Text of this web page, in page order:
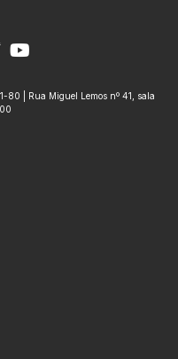
80 | Rua Miguel Lemos nº 41, sala